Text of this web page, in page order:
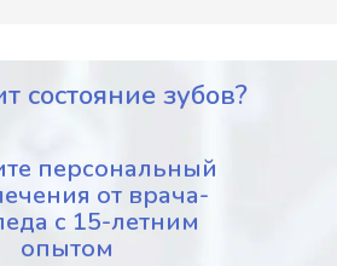
состояние зубов?
персональный
от врача-
с 15-летним
опытом